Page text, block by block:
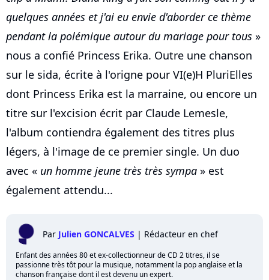
quelques années et j'ai eu envie d'aborder ce thème
pendant la polémique autour du mariage pour tous »
nous a confié Princess Erika. Outre une chanson
sur le sida, écrite à l'origne pour VI(e)H PluriElles
dont Princess Erika est la marraine, ou encore un
titre sur l'excision écrit par Claude Lemesle,
l'album contiendra également des titres plus
légers, à l'image de ce premier single. Un duo
avec « un homme jeune très très sympa » est
également attendu...
Par Julien GONCALVES | Rédacteur en chef
Enfant des années 80 et ex-collectionneur de CD 2 titres, il se
passionne très tôt pour la musique, notamment la pop anglaise et la
chanson française dont il est devenu un expert.